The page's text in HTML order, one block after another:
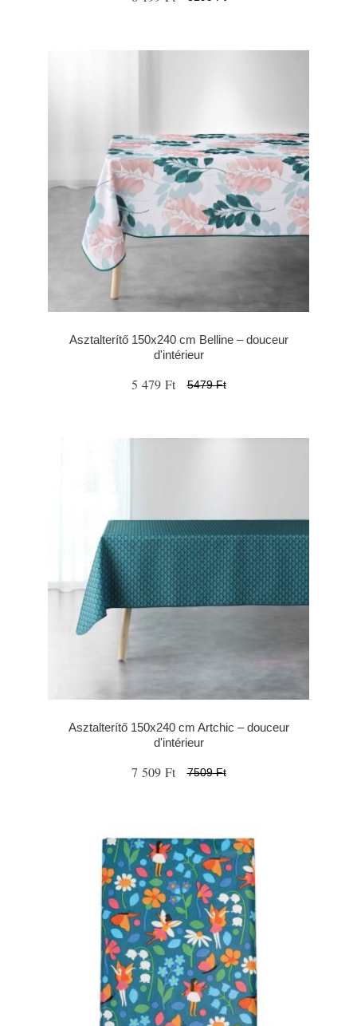
Asztalterítő 150x240 cm Belline – douceur
d'intérieur
5 479 Ft 5479 Ft
Asztalterítő 150x240 cm Artchic – douceur
d'intérieur
7 509 Ft 7509 Ft